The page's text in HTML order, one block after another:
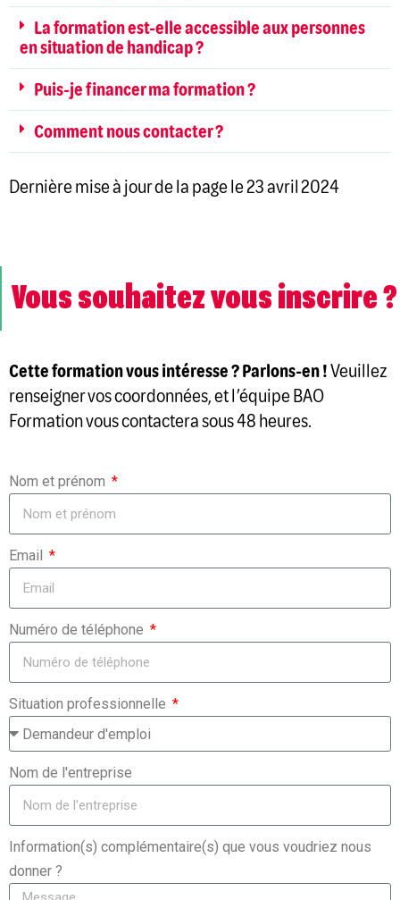
La formation est-elle accessible aux personnes
en situation de handicap ?
Puis-je financer ma formation ?
Comment nous contacter ?
Dernière mise à jour de la page le 23 avril 2024
Vous souhaitez vous inscrire ?
Cette formation vous intéresse ? Parlons-en !Veuillez
renseigner vos coordonnées, et l’équipe BAO
Formation vous contactera sous 48 heures.
Nom et prénom
Email
Numéro de téléphone
Situation professionnelle
Nom de l'entreprise
Information(s) complémentaire(s) que vous voudriez nous
donner ?